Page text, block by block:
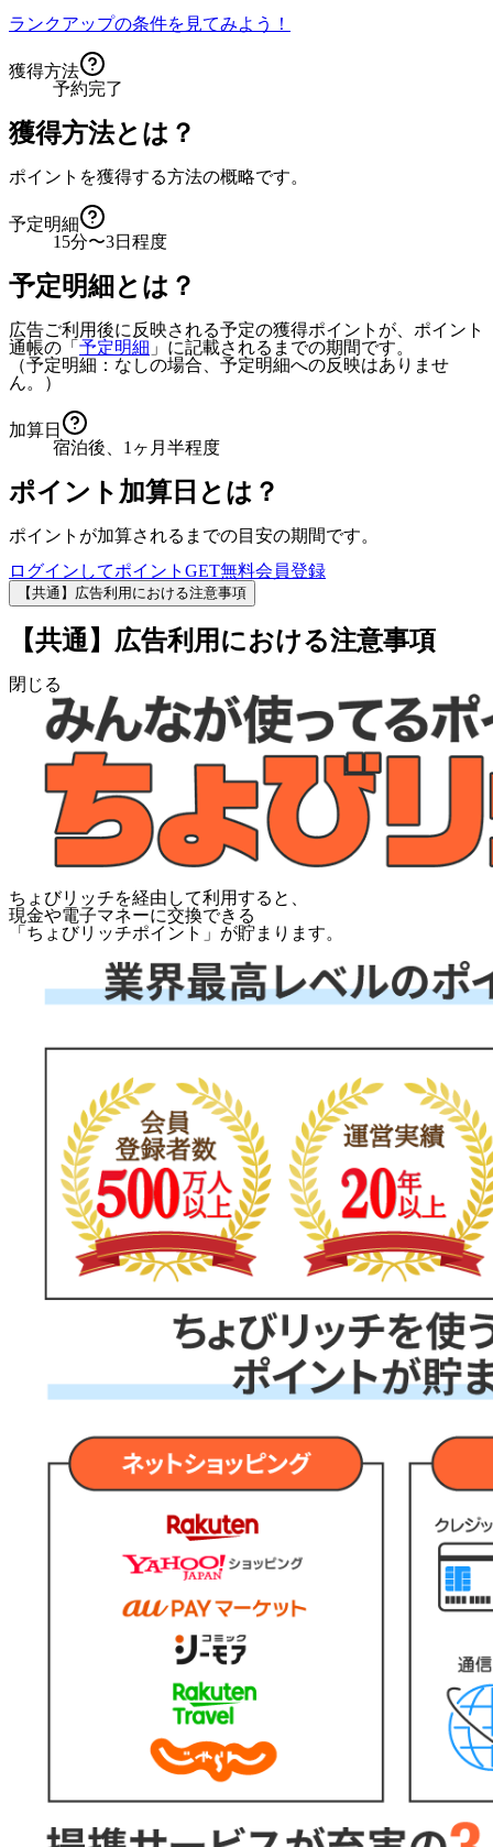
ランクアップの条件を見てみよう！
獲得方法
予約完了
獲得方法とは？
ポイントを獲得する方法の概略です。
予定明細
15分〜3日程度
予定明細とは？
広告ご利用後に反映される予定の獲得ポイントが、ポイント
通帳の「 予定明細 」に記載されるまでの期間です。
（予定明細：なしの場合、予定明細への反映はありませ
ん。）
加算日
宿泊後、1ヶ月半程度
ポイント加算日とは？
ポイントが加算されるまでの目安の期間です。
ログインしてポイントGET無料会員登録
【共通】広告利用における注意事項
【共通】広告利用における注意事項
閉じる
ちょびリッチを経由して利用すると、
現金や電子マネーに交換できる
「 ちょびリッチポイント 」が貯まります。